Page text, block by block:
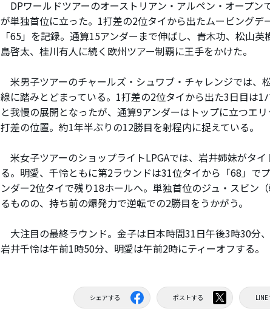
DPワールドツアーのオーストリアン・アルペン・オープン
が単独首位に立った。1打差の2位タイから出たムービングデ
「65」を記録。通算15アンダーまで伸ばし、青木功、松山
島啓太、桂川有人に続く欧州ツアー制覇に王手をかけた。
米男子ツアーのチャールズ・シュワブ・チャレンジでは、
線に踏みとどまっている。1打差の2位タイから出た3日目は1
と我慢の展開となったが、通算9アンダーはトップに立つエ
打差の位置。約1年半ぶりの12勝目を射程内に捉えている。
米女子ツアーのショップライトLPGAでは、岩井姉妹がタ
る。明愛、千怜ともに第2ラウンドは31位タイから「68」で
ンダー2位タイで残り18ホールへ。単独首位のジュ・スビン
るものの、持ち前の爆発力で逆転での2勝目をうかがう。
大注目の最終ラウンド。金子は日本時間31日午後3時30分
岩井千怜は午前1時50分、明愛は午前2時にティーオフする。
シェアする ポストする